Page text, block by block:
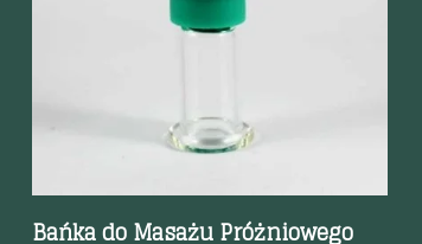
Bańka do Masażu Próżniowego